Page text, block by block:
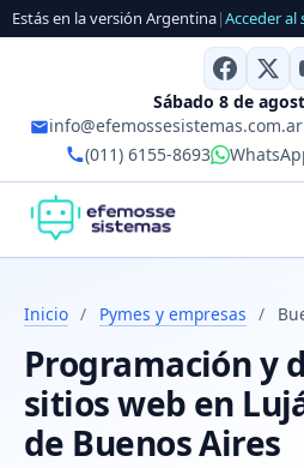
Estás en la versión Argentina|Acceder al
Sábado 8 de
info@efemossesistemas.com.ar
(011) 6155-8693
Inicio / Pymes y empresas /
Programación y
sitios web en
de Buenos Aires